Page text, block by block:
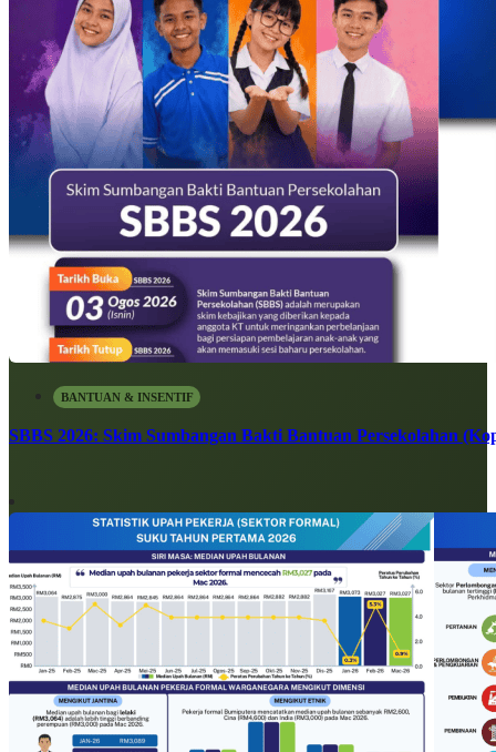
BANTUAN & INSENTIF
SBBS 2026: Skim Sumbangan Bakti Bantuan Persekolahan